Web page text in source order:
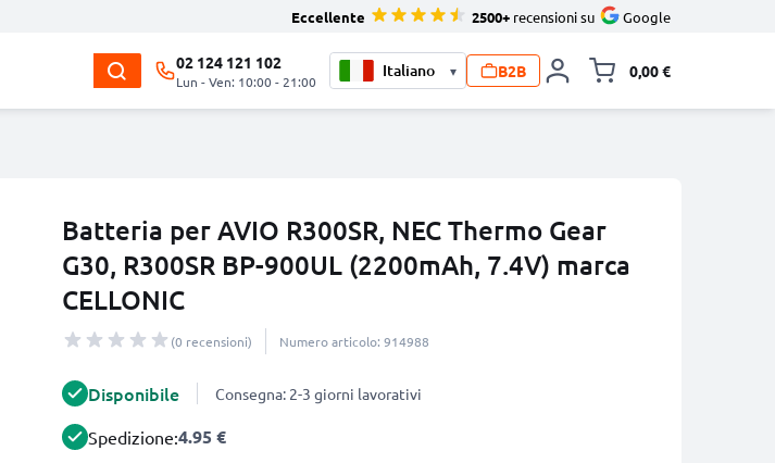
Eccellente 2500+ recensioni su Google
02 124 121 102
Lun - Ven: 10:00 - 21:00
▾ B2B 0,00 €
Batteria per AVIO R300SR, NEC Thermo Gear
G30, R300SR BP-900UL (2200mAh, 7.4V) marca
CELLONIC
(0 recensioni) Numero articolo: 914988
Disponibile Consegna: 2-3 giorni lavorativi
Spedizione:4.95 €